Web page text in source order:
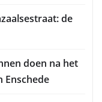
de
doen na het
Enschede